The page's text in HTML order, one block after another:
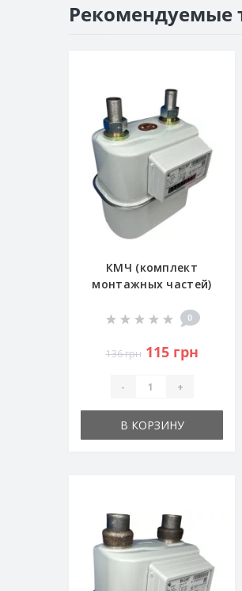
Рекомендуемые
КМЧ (комплект
монтажных частей)
0
136 грн 115 грн
- +
В КОРЗИНУ